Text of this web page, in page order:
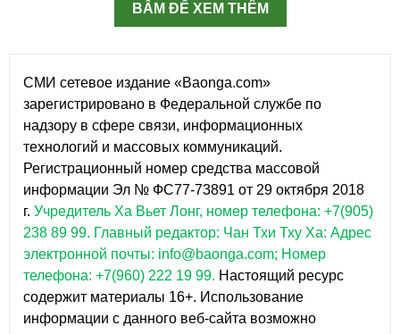
BẤM ĐỂ XEM THÊM
СМИ сетевое издание «Baonga.com»
зарегистрировано в Федеральной службе по
надзору в сфере связи, информационных
технологий и массовых коммуникаций.
Регистрационный номер средства массовой
информации Эл № ФС77-73891 от 29 октября 2018
г. Учредитель Ха Вьет Лонг, номер телефона: +7(905)
238 89 99. Главный редактор: Чан Тхи Тху Ха: Адрес
электронной почты: info@baonga.com; Номер
телефона: +7(960) 222 19 99. Настоящий ресурс
содержит материалы 16+. Использование
информации с данного веб-сайта возможно